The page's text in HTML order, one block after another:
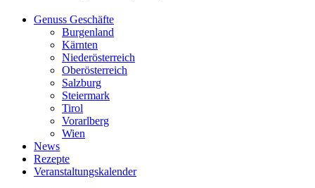
Genuss Geschäfte
Burgenland
Kärnten
Niederösterreich
Oberösterreich
Salzburg
Steiermark
Tirol
Vorarlberg
Wien
News
Rezepte
Veranstaltungskalender